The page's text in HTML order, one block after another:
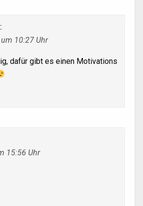
10:27 Uhr
dafür gibt es einen Motivations
15:56 Uhr